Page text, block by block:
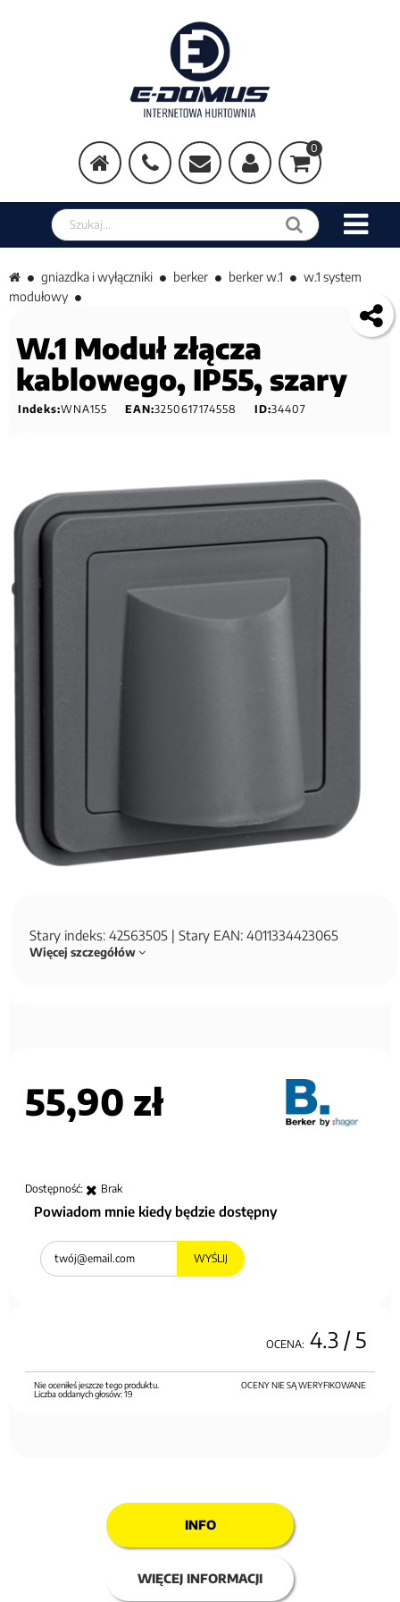
0
Szukaj w sklepie
gniazdka i wyłączniki berker berker w.1
w.1 system
modułowy
W.1 Moduł złącza
kablowego, IP55, szary
Indeks:WNA155 EAN:3250617174558 ID:34407
Stary indeks: 42563505 | Stary EAN: 4011334423065
Więcej szczegółów
55,90 zł
Dostępność: Brak
Powiadom mnie kiedy będzie dostępny
WYŚLIJ
OCENA: 4.3 / 5
OCENY NIE SĄ WERYFIKOWANE
Nie oceniłeś jeszcze tego produktu.
Liczba oddanych głosów:19
INFO
WIĘCEJ INFORMACJI